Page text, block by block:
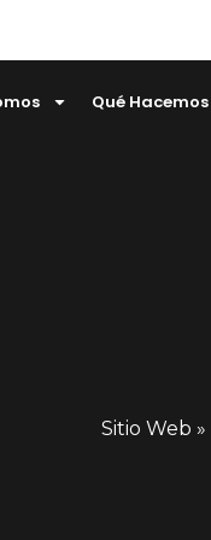
Qué Hacemos
Sitio Web »